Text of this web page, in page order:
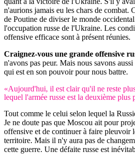
n'aurions jamais eu les chars de combat.
de Poutine de diviser le monde
l'occupation russe de l'Ukraine. Les
offensive efficace sont à présent réunies.
Craignez-vous une grande offensive
n'avons pas peur. Mais nous savons
qui est en son pouvoir pour nous battre.
«Aujourd'hui, il est clair qu'il ne reste
lequel l'armée russe est la deuxième plus
Tout comme le celui selon lequel la
Je ne doute pas que Moscou ait pour
offensive et de continuer à faire pleuvoir
territoire. Mais il n'y aura pas de
cette guerre. Une défaite russe est